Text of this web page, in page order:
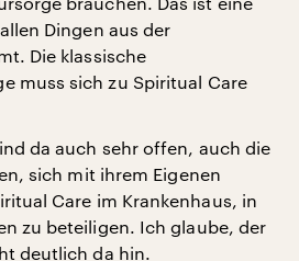
Dingen aus der
Die klassische
muss sich zu Spiritual Care
da auch sehr offen, auch die
sich mit ihrem Eigenen
Care im Krankenhaus, in
zu beteiligen. Ich glaube, der
deutlich da hin.